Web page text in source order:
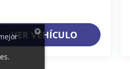
VER VEHÍCULO